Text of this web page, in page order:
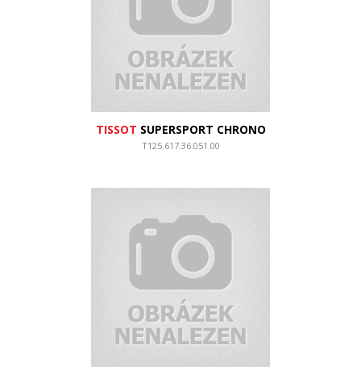
TISSOT SUPERSPORT CHRONO
T125.617.36.051.00